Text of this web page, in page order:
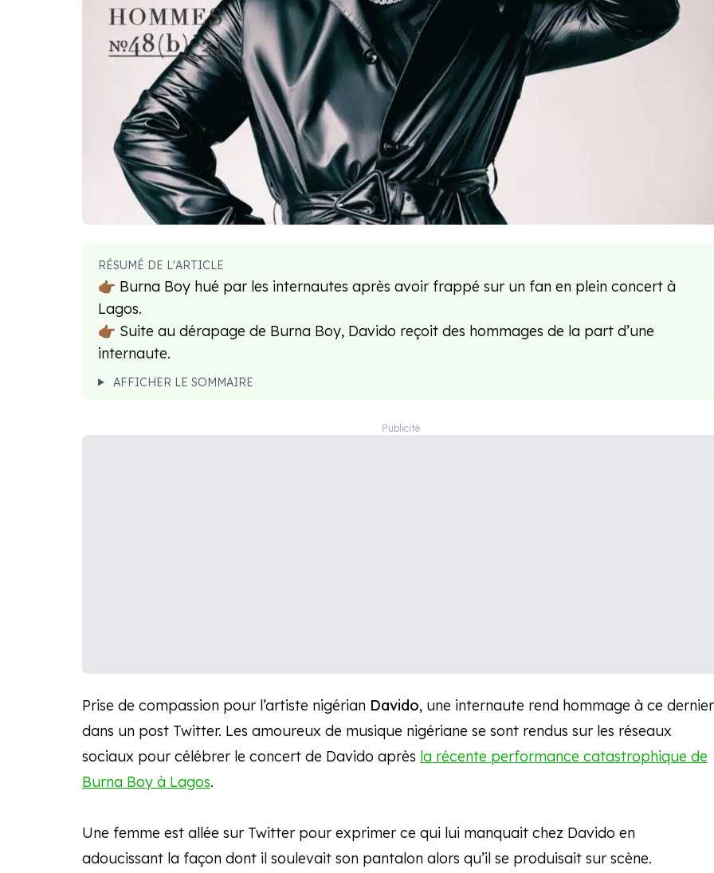
RÉSUMÉ DE L'ARTICLE
👉🏾 Burna Boy hué par les internautes après avoir frappé sur un fan en plein concert à
Lagos.
👉🏾 Suite au dérapage de Burna Boy, Davido reçoit des hommages de la part d’une
internaute.
AFFICHER LE SOMMAIRE
Prise de compassion pour l’artiste nigérian Davido, une internaute rend hommage à ce dernier
dans un post Twitter. Les amoureux de musique nigériane se sont rendus sur les réseaux
sociaux pour célébrer le concert de Davido après la récente performance catastrophique de
Burna Boy à Lagos.
Une femme est allée sur Twitter pour exprimer ce qui lui manquait chez Davido en
adoucissant la façon dont il soulevait son pantalon alors qu’il se produisait sur scène.